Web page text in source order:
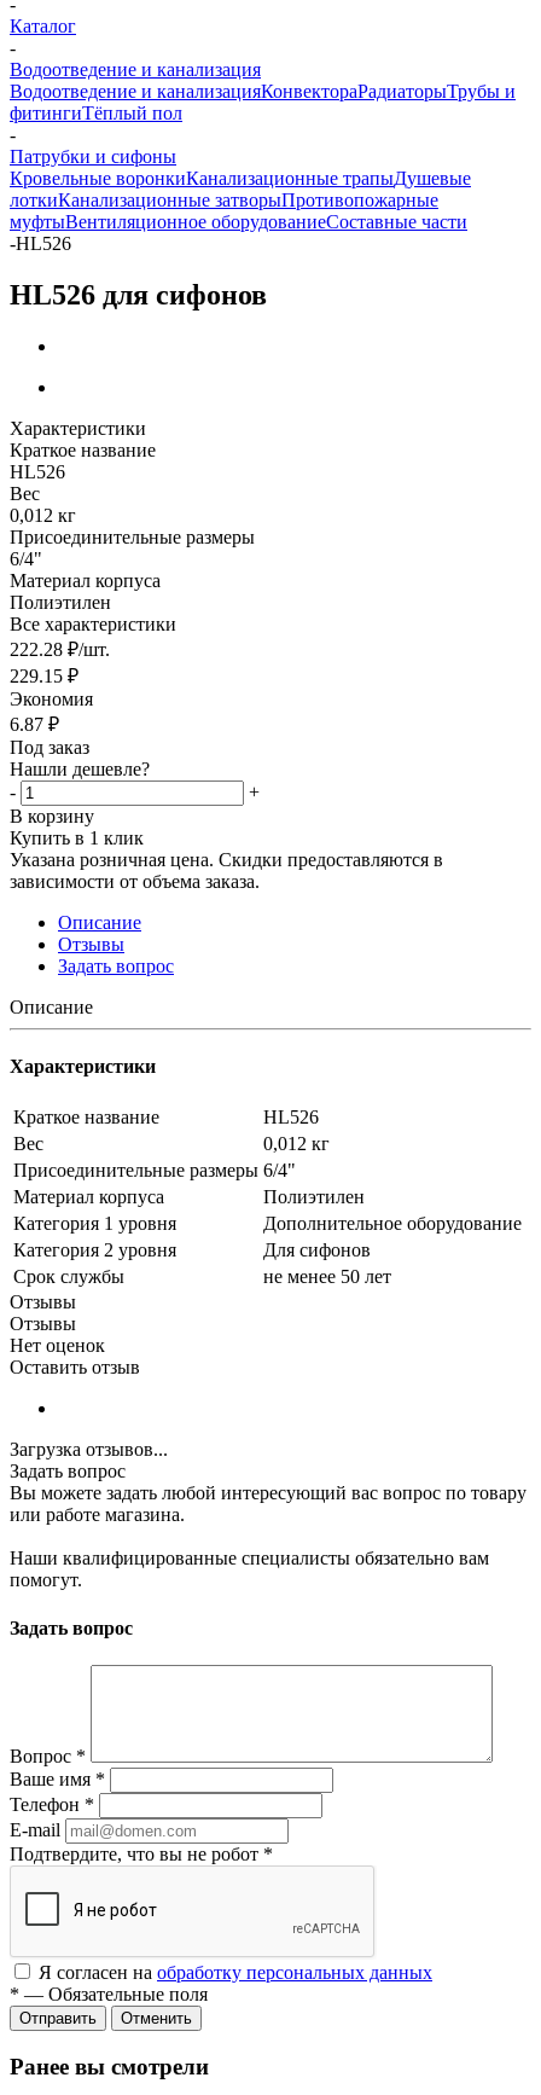
-
Каталог
-
Водоотведение и канализация
Водоотведение и канализацияКонвектораРадиаторыТрубы и
фитингиТёплый пол
-
Патрубки и сифоны
Кровельные воронкиКанализационные трапыДушевые
лоткиКанализационные затворыПротивопожарные
муфтыВентиляционное оборудованиеСоставные части
-HL526
HL526 для сифонов
Характеристики
Краткое название
HL526
Вес
0,012 кг
Присоединительные размеры
6/4"
Материал корпуса
Полиэтилен
Все характеристики
222.28 ₽/шт.
229.15 ₽
Экономия
6.87 ₽
Под заказ
Нашли дешевле?
-
+
В корзину
Купить в 1 клик
Указана розничная цена. Скидки предоставляются в
зависимости от объема заказа.
Описание
Отзывы
Задать вопрос
Описание
Характеристики
Краткое название
HL526
Вес
0,012 кг
Присоединительные размеры 6/4"
Материал корпуса
Полиэтилен
Категория 1 уровня
Дополнительное оборудование
Категория 2 уровня
Для сифонов
Срок службы
не менее 50 лет
Отзывы
Отзывы
Нет оценок
Оставить отзыв
Загрузка отзывов...
Задать вопрос
Вы можете задать любой интересующий вас вопрос по товару
или работе магазина.
Наши квалифицированные специалисты обязательно вам
помогут.
Задать вопрос
Вопрос *
Ваше имя *
Телефон *
E-mail
Подтвердите, что вы не робот *
Я согласен на обработку персональных данных
* — Обязательные поля
Отменить
Ранее вы смотрели